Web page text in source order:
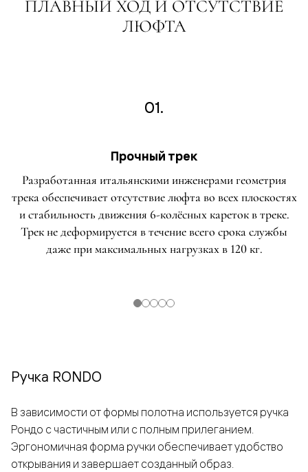
ПЛАВНЫЙ ХОД И ОТСУТСТВИЕ
ЛЮФТА
01.
Прочный трек
Разработанная итальянскими инженерами геометрия
трека обеспечивает отсутствие люфта во всех плоскостях
и стабильность движения 6-колёсных кареток в треке.
Трек не деформируется в течение всего срока службы
даже при максимальных нагрузках в 120 кг.
Ручка RONDO
В зависимости от формы полотна используется ручка
Рондо с частичным или с полным прилеганием.
Эргономичная форма ручки обеспечивает удобство
открывания и завершает созданный образ.